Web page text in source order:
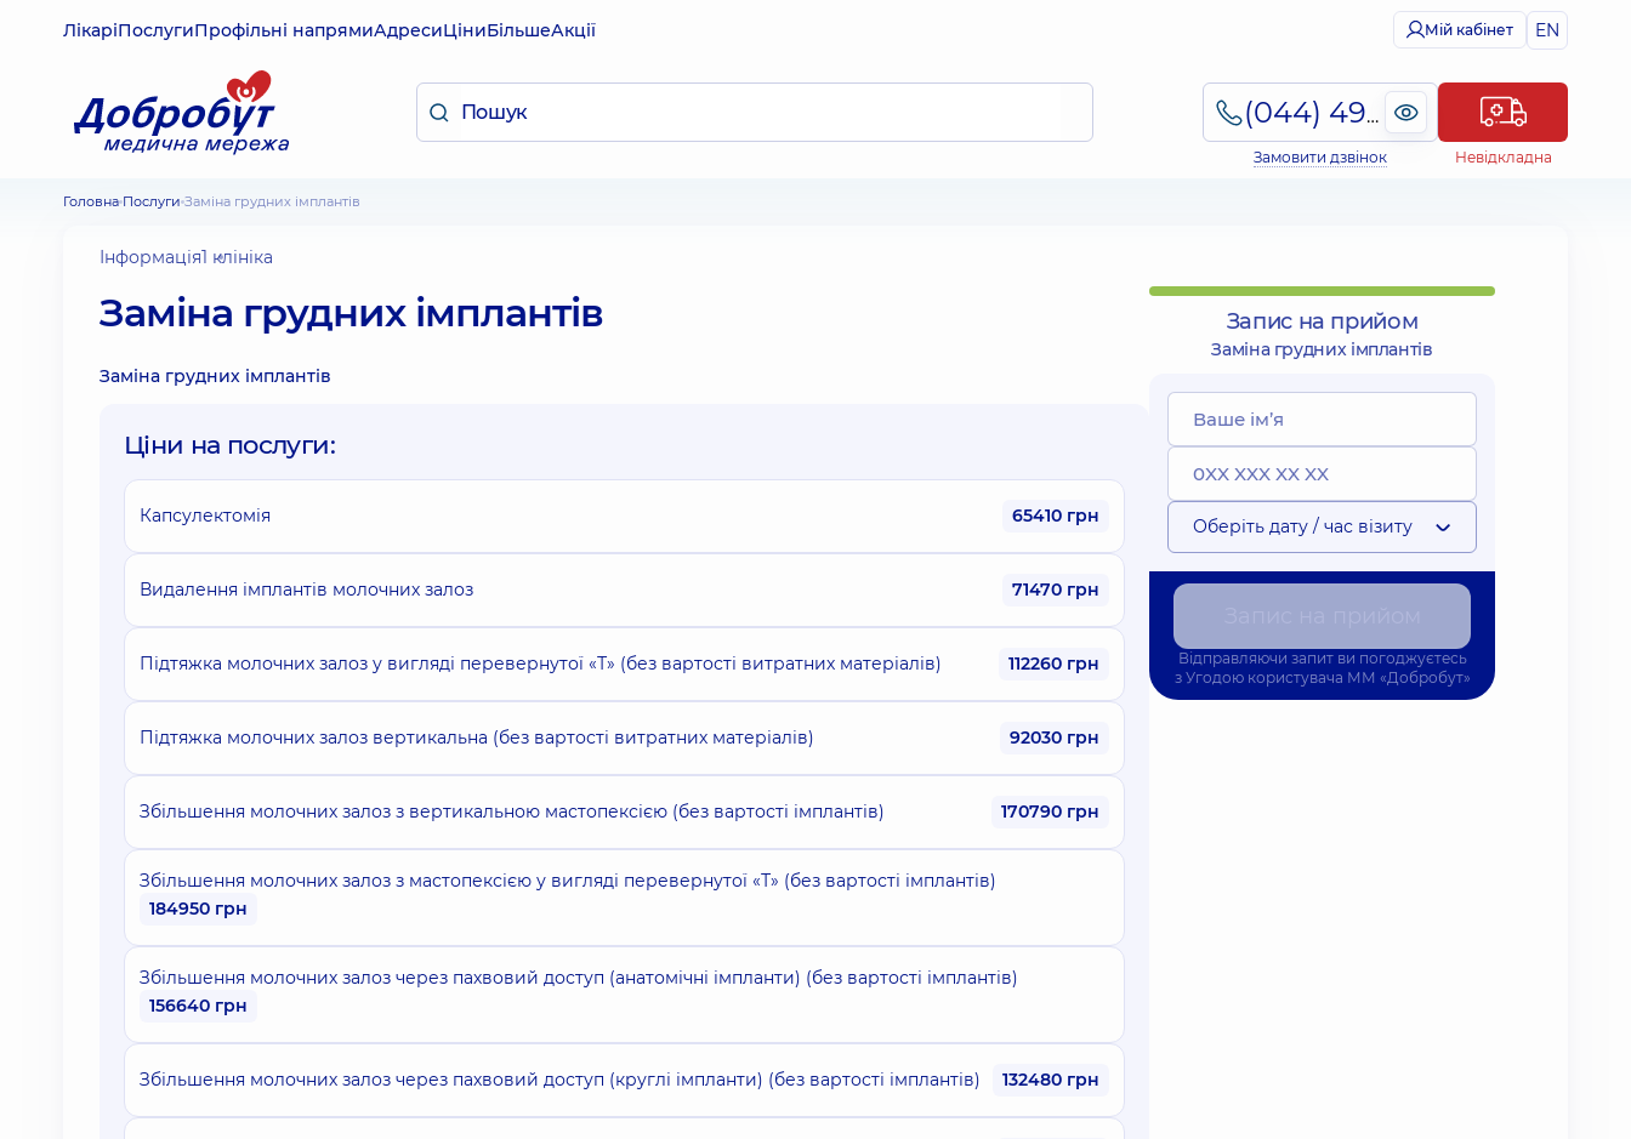
ЛікаріПослугиПрофільні напрямиАдресиЦіниБільшеАкції Мій кабінет EN
(044) 495-2-888
Замовити дзвінок Невідкладна
Головна Послуги Заміна грудних імплантів
Інформація1 клініка
Заміна грудних імплантів
Заміна грудних імплантів
Ціни на послуги:
Капсулектомія 65410 грн
Видалення імплантів молочних залоз 71470 грн
Підтяжка молочних залоз у вигляді перевернутої «Т» (без вартості витратних матеріалів) 112260 грн
Підтяжка молочних залоз вертикальна (без вартості витратних матеріалів) 92030 грн
Збільшення молочних залоз з вертикальною мастопексією (без вартості імплантів) 170790 грн
Збільшення молочних залоз з мастопексією у вигляді перевернутої «Т» (без вартості імплантів)
184950 грн
Збільшення молочних залоз через пахвовий доступ (анатомічні імпланти) (без вартості імплантів)
156640 грн
Збільшення молочних залоз через пахвовий доступ (круглі імпланти) (без вартості імплантів) 132480 грн
Запис на прийом
Заміна грудних імплантів
Оберіть дату / час візиту
Відправляючи запит ви погоджуєтесь
з Угодою користувача ММ «Добробут»